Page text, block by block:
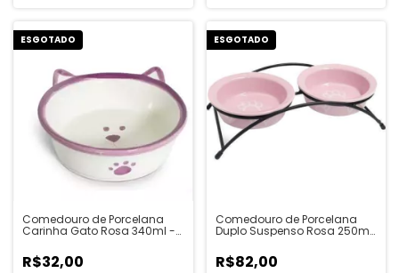
ESGOTADO
Comedouro de Porcelana
Carinha Gato Rosa 340ml -
R$32,00
ESGOTADO
Comedouro de Porcelana
Duplo Suspenso Rosa 250ml
R$82,00